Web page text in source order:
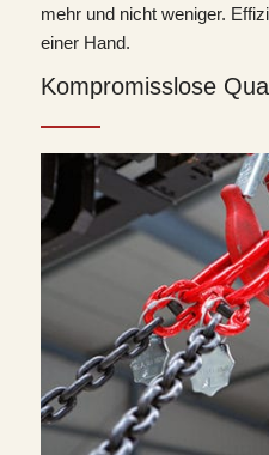
mehr und nicht weniger.
einer Hand.
Kompromisslose